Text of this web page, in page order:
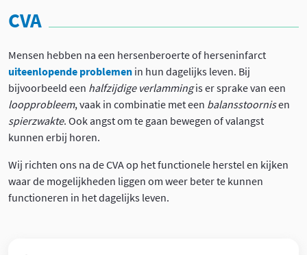
CVA
Mensen hebben na een hersenberoerte of herseninfarct
uiteenlopende problemen in hun dagelijks leven. Bij
bijvoorbeeld een halfzijdige verlammingis er sprake van een
loopprobleem, vaak in combinatie met een balansstoornisen
spierzwakte. Ook angst om te gaan bewegen of valangst
kunnen erbij horen.
Wij richten ons na de CVA op het functionele herstel en kijken
waar de mogelijkheden liggen om weer beter te kunnen
functioneren in het dagelijks leven.